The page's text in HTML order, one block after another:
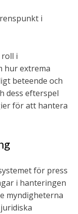
i
roll i
hur extrema
beteende och
dess efterspel
för att hantera
för press
i hanteringen
myndigheterna